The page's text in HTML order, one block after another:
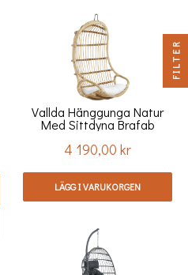
Vallda Hänggunga Natur
Med Sittdyna Brafab
Pris
4 190,00 kr
LÄGG I VARUKORGEN
FILTER